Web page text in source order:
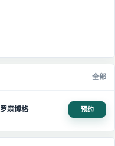
全部
罗森博格 预约